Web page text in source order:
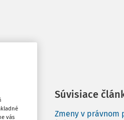
Súvisiace
Zmeny v právnom
vás